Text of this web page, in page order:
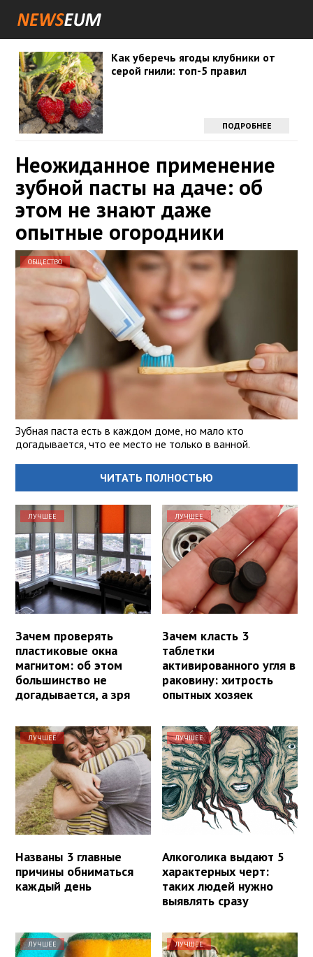
Как уберечь ягоды клубники от
серой гнили: топ-5 правил
ПОДРОБНЕЕ
Неожиданное применение
зубной пасты на даче: об
этом не знают даже
опытные огородники
ОБЩЕСТВО
Зубная паста есть в каждом доме, но мало кто
догадывается, что ее место не только в ванной.
ЧИТАТЬ ПОЛНОСТЬЮ
ЛУЧШЕЕ
Зачем проверять
пластиковые окна
магнитом: об этом
большинство не
догадывается, а зря
ЛУЧШЕЕ
Зачем класть 3
таблетки
активированного угля в
раковину: хитрость
опытных хозяек
ЛУЧШЕЕ
Названы 3 главные
причины обниматься
каждый день
ЛУЧШЕЕ
Алкоголика выдают 5
характерных черт:
таких людей нужно
выявлять сразу
ЛУЧШЕЕ ЛУЧШЕЕ